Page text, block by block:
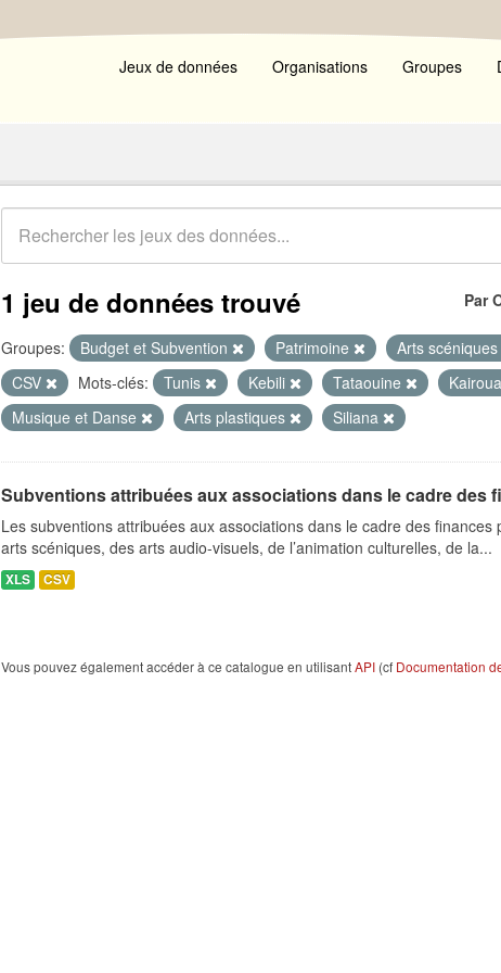
Jeux de données Organisations Groupes
Par
1 jeu de données trouvé
Groupes: Budget et Subvention Patrimoine Arts scéniques
CSV
Mots-clés: Tunis Kebili Tataouine
Musique et Danse
Arts plastiques Siliana
Subventions attribuées aux associations dans le cadre des
Les subventions attribuées aux associations dans le cadre des
arts scéniques, des arts audio-visuels, de l’animation culturelles, de la...
XLS CSV
Vous pouvez également accéder à ce catalogue en utilisantAPI (cf Documentation